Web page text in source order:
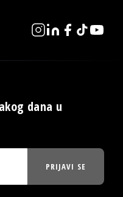
dana u
PRIJAVI SE